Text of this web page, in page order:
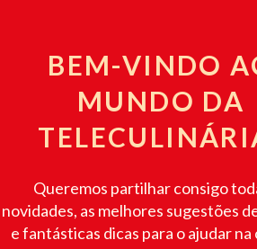
BEM-VINDO
MUNDO DA
Queremos partilhar consigo
novidades, as melhores sugestões
e fantásticas dicas para o ajudar na